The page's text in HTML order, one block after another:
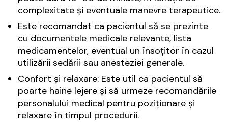
complexitate și eventuale manevre terapeutice.
Este recomandat ca pacientul să se prezinte
cu documentele medicale relevante, lista
medicamentelor, eventual un însoțitor în cazul
utilizării sedării sau anesteziei generale.
Confort și relaxare: Este util ca pacientul să
poarte haine lejere și să urmeze recomandările
personalului medical pentru poziționare și
relaxare în timpul procedurii.